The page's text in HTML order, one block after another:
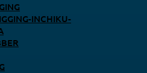
INCHIKU-